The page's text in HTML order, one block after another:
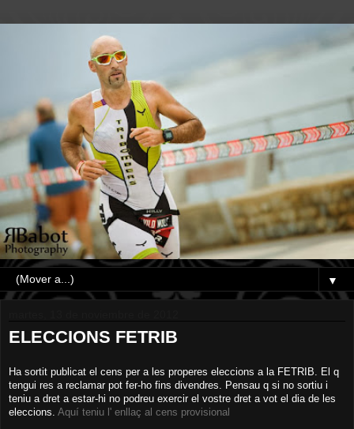
▼
ELECCIONS FETRIB
Ha sortit publicat el cens per a les properes eleccions a la FETRIB. El q
tengui res a reclamar pot fer-ho fins divendres. Pensau q si no sortiu i
teniu a dret a estar-hi no podreu exercir el vostre dret a vot el dia de les
eleccions. Aquí teniu l' enllaç al cens provisional